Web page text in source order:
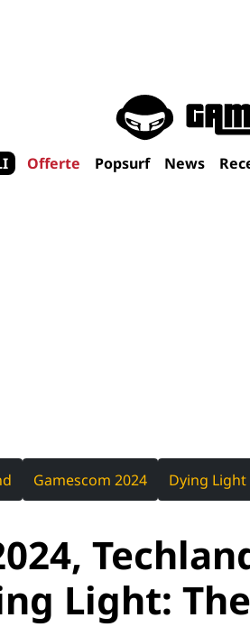
Offerte Popsurf News
Gamescom 2024 Dying Light
Light: